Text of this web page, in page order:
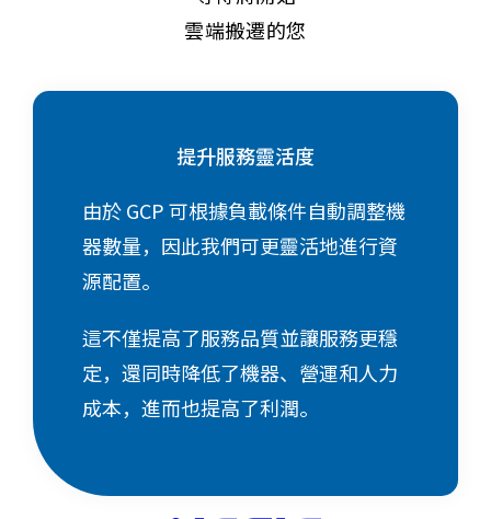
雲端搬遷的您
提升服務靈活度
由於 GCP 可根據負載條件自動調整機
器數量，因此我們可更靈活地進行資
源配置。
這不僅提高了服務品質並讓服務更穩
定，還同時降低了機器、營運和人力
成本，進而也提高了利潤。